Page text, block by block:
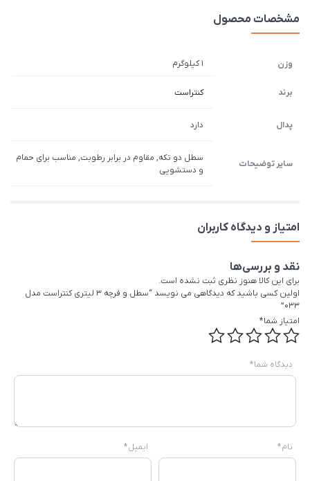
مشخصات محصول
وزن 1 کیلوگرم
برند کنتراست
پدال دارد
سایر توضیحات
سطل دو تكه, مقاوم در برابر رطوبت, مناسب برای حمام
و دستشويی
امتیاز و دیدگاه کاربران
نقد و بررسی‌ها
برای این کالا هنوز نظری ثبت نشده است.
اولین کسی باشید که دیدگاهی می نویسد “سطل و فرچه 3 لیتری کنتراست مدل
033”
امتیاز شما*
دیدگاه شما*
نام* ایمیل*